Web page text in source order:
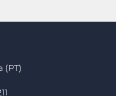
(PT)